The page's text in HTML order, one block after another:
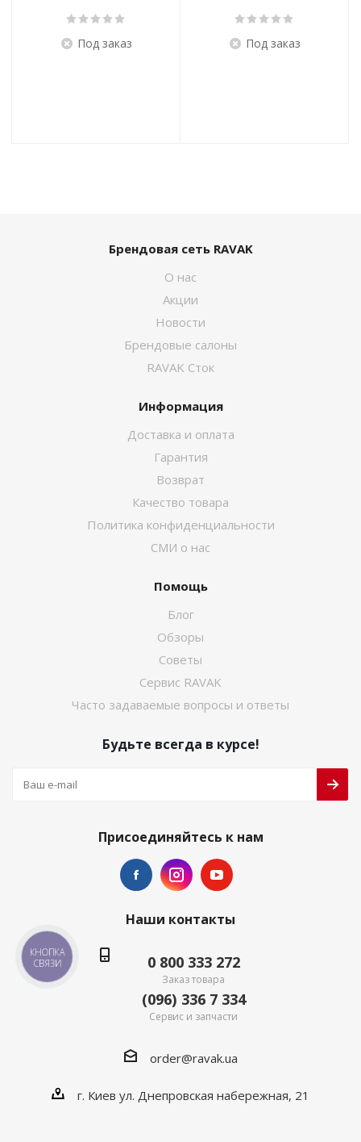
Под заказ Под заказ
Брендовая сеть RAVAK
О нас
Акции
Новости
Брендовые салоны
RAVAK Сток
Информация
Доставка и оплата
Гарантия
Возврат
Качество товара
Политика конфиденциальности
СМИ о нас
Помощь
Блог
Обзоры
Советы
Сервис RAVAK
Часто задаваемые вопросы и ответы
Будьте всегда в курсе!
Присоединяйтесь к нам
Наши контакты
0 800 333 272
Заказ товара
(096) 336 7 334
Сервис и запчасти
order@ravak.ua
г. Киев ул. Днепровская набережная, 21
КНОПКА
СВЯЗИ